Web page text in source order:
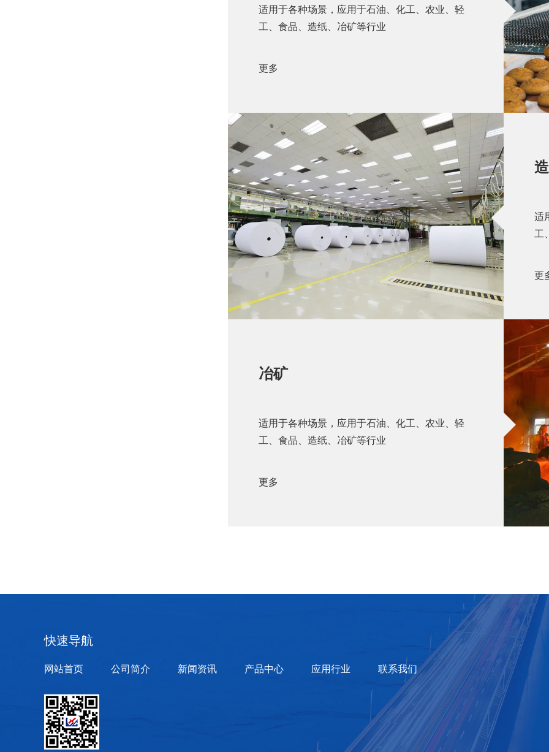
适用于各种场景，应用于石油、化工、农业、轻
工、食品、造纸、冶矿等行业
更多
适
工
更
冶矿
适用于各种场景，应用于石油、化工、农业、轻
工、食品、造纸、冶矿等行业
更多
快速导航
网站首页 公司简介 新闻资讯 产品中心 应用行业 联系我们